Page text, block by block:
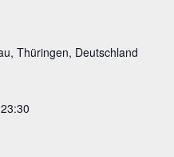
Thüringen, Deutschland
23:30